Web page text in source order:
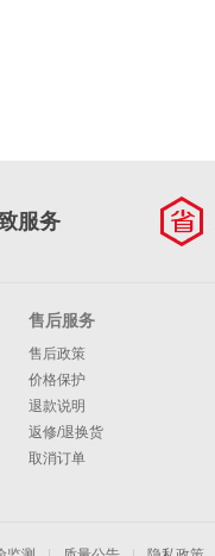
服务
售后服务
售后政策
价格保护
退款说明
返修/退换货
取消订单